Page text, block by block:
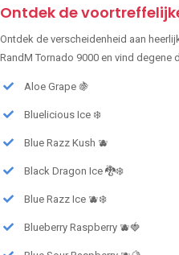
Ontdek de
Ontdek de verscheidenheid aan
RandM Tornado 9000 en vind
Aloe Grape 🍇
Bluelicious Ice ❄️
Blue Razz Kush 🫐
Black Dragon Ice 🐉❄️
Blue Razz Ice 🫐❄️
Blueberry Raspberry 🫐🍓